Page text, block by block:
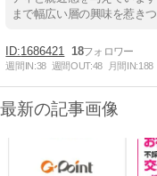
まで幅広い層の興味を惹き
1686421 18
週間IN:38 週間OUT:48 月間IN:188
最新の記事画像